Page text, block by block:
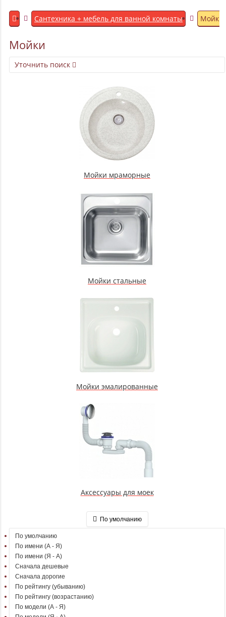
Сантехника + мебель для ванной комнаты Мойки
Мойки
Уточнить поиск
Мойки мраморные
Мойки стальные
Мойки эмалированные
Аксессуары для моек
По умолчанию
По умолчанию
По имени (A - Я)
По имени (Я - A)
Сначала дешевые
Сначала дорогие
По рейтингу (убыванию)
По рейтингу (возрастанию)
По модели (A - Я)